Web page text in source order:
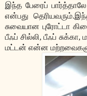
இந்த பேரைப்
என்பது
சுவையான புரோட்டா
பீஃப் சில்லி, பீஃப்
மட்டன் என்ன